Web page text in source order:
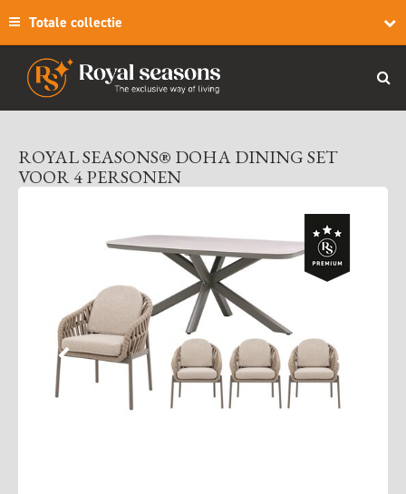
Totale collectie
ROYAL SEASONS® DOHA DINING SET
VOOR 4 PERSONEN